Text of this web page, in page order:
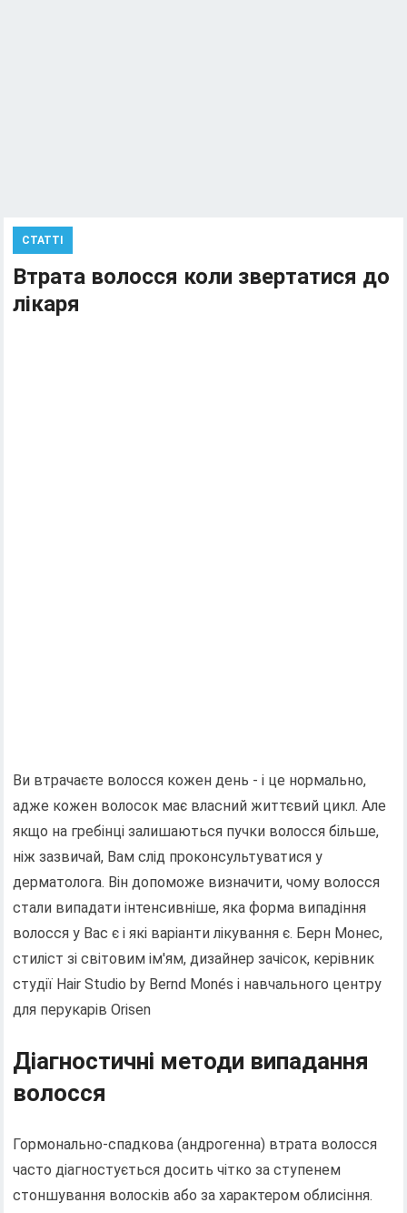
СТАТТІ
Втрата волосся коли звертатися до
лікаря
Ви втрачаєте волосся кожен день - і це нормально,
адже кожен волосок має власний життєвий цикл. Але
якщо на гребінці залишаються пучки волосся більше,
ніж зазвичай, Вам слід проконсультуватися у
дерматолога. Він допоможе визначити, чому волосся
стали випадати інтенсивніше, яка форма випадіння
волосся у Вас є і які варіанти лікування є. Берн Монес,
стиліст зі світовим ім'ям, дизайнер зачісок, керівник
студії Hair Studio by Bernd Monés і навчального центру
для перукарів Orisen
Діагностичні методи випадання
волосся
Гормонально-спадкова (андрогенна) втрата волосся
часто діагностується досить чітко за ступенем
стоншування волосків або за характером облисіння.